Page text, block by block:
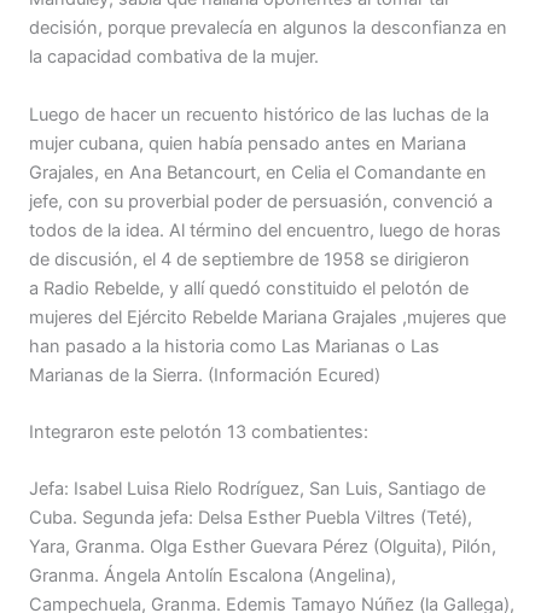
decisión, porque prevalecía en algunos la desconfianza en
la capacidad combativa de la mujer.
Luego de hacer un recuento histórico de las luchas de la
mujer cubana, quien había pensado antes en Mariana
Grajales, en Ana Betancourt, en Celia el Comandante en
jefe, con su proverbial poder de persuasión, convenció a
todos de la idea. Al término del encuentro, luego de horas
de discusión, el 4 de septiembre de 1958 se dirigieron
a Radio Rebelde, y allí quedó constituido el pelotón de
mujeres del Ejército Rebelde Mariana Grajales ,mujeres que
han pasado a la historia como Las Marianas o Las
Marianas de la Sierra. (Información Ecured)
Integraron este pelotón 13 combatientes:
Jefa: Isabel Luisa Rielo Rodríguez, San Luis, Santiago de
Cuba. Segunda jefa: Delsa Esther Puebla Viltres (Teté),
Yara, Granma. Olga Esther Guevara Pérez (Olguita), Pilón,
Granma. Ángela Antolín Escalona (Angelina),
Campechuela, Granma. Edemis Tamayo Núñez (la Gallega),